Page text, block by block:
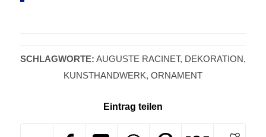
SCHLAGWORTE: AUGUSTE RACINET, DEKORATION,
KUNSTHANDWERK, ORNAMENT
Eintrag teilen